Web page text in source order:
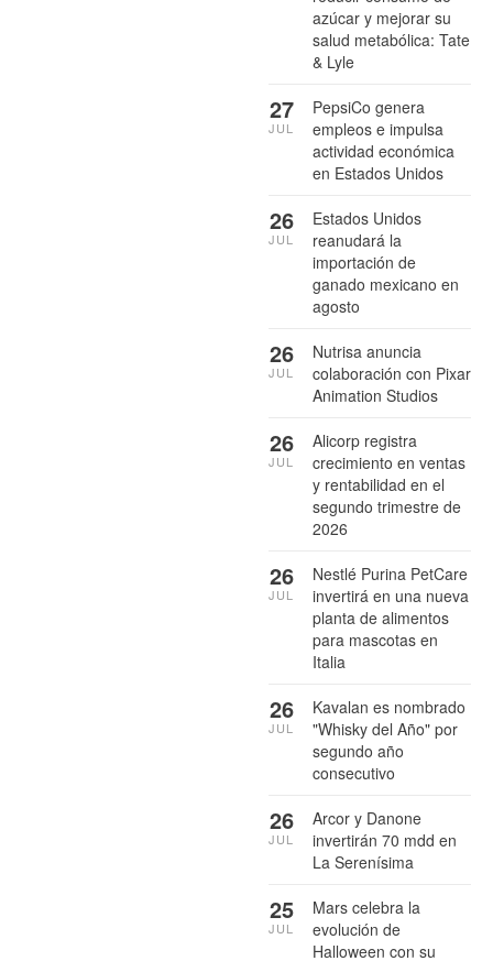
azúcar y mejorar su
salud metabólica: Tate
& Lyle
PepsiCo genera
empleos e impulsa
actividad económica
en Estados Unidos
27
JUL
Estados Unidos
reanudará la
importación de
ganado mexicano en
agosto
26
JUL
Nutrisa anuncia
colaboración con Pixar
Animation Studios
26
JUL
Alicorp registra
crecimiento en ventas
y rentabilidad en el
segundo trimestre de
2026
26
JUL
Nestlé Purina PetCare
invertirá en una nueva
planta de alimentos
para mascotas en
Italia
26
JUL
Kavalan es nombrado
"Whisky del Año" por
segundo año
consecutivo
26
JUL
Arcor y Danone
invertirán 70 mdd en
La Serenísima
26
JUL
Mars celebra la
evolución de
Halloween con su
25
JUL